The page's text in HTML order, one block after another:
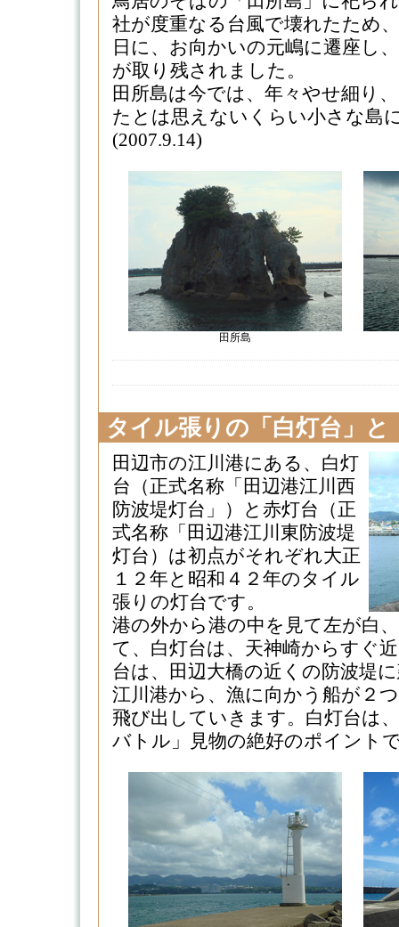
社が度重なる台風で壊れたため
日に、お向かいの元嶋に遷座し
が取り残されました。
田所島は今では、年々やせ細り
たとは思えないくらい小さな島
(2007.9.14)
田所島
タイル張りの「白灯台」と
田辺市の江川港にある、白灯
台（正式名称「田辺港江川西
防波堤灯台」）と赤灯台（正
式名称「田辺港江川東防波堤
灯台）は初点がそれぞれ大正
１２年と昭和４２年のタイル
張りの灯台です。
港の外から港の中を見て左が白
て、白灯台は、天神崎からすぐ
台は、田辺大橋の近くの防波堤
江川港から、漁に向かう船が２
飛び出していきます。白灯台は
バトル」見物の絶好のポイント